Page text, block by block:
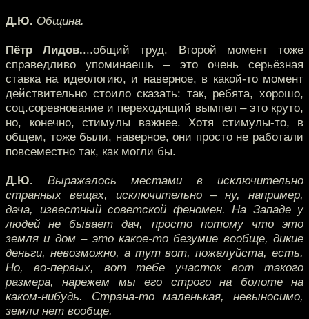
Д.Ю. Община.
Пётр Лидов....общий труд. Второй момент тоже
справедливо упоминаешь – это очень серьёзная
ставка на идеологию, и наверное, в какой-то момент
действительно стоило сказать: так, ребята, хорошо,
соц.соревнование и переходящий вымпел – это круто,
но, конечно, стимулы важнее. Хотя стимулы-то, в
общем, тоже были, наверное, они просто не работали
повсеместно так, как могли бы.
Д.Ю. Выражалось местами в исключительно
странных вещах, исключительно – ну, например,
дача, известный советской феномен. На Западе у
людей не бывает дач, просто потому что это
земля и дом – это какое-то безумие вообще, дикие
деньги, невозможно, а тут вот, пожалуйста, есть.
Но, во-первых, вот тебе участок вот такого
размера, нарежем мы его строго на болоте на
каком-нибудь. Страна-то маленькая, невыносимо,
земли нет вообще.